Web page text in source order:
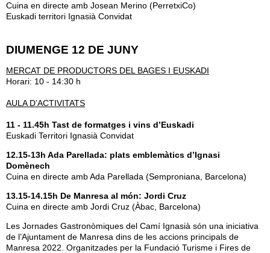
Cuina en directe amb Josean Merino (PerretxiCo)
Euskadi territori Ignasià Convidat
DIUMENGE 12 DE JUNY
MERCAT DE PRODUCTORS DEL BAGES I EUSKADI
Horari: 10 - 14:30 h
AULA D’ACTIVITATS
11 - 11.45h Tast de formatges i vins d’Euskadi
Euskadi Territori Ignasià Convidat
12.15-13h Ada Parellada: plats emblemàtics d’Ignasi
Domènech
Cuina en directe amb Ada Parellada (Semproniana, Barcelona)
13.15-14.15h De Manresa al món: Jordi Cruz
Cuina en directe amb Jordi Cruz (Àbac, Barcelona)
Les Jornades Gastronòmiques del Camí Ignasià són una iniciativa
de l’Ajuntament de Manresa dins de les accions principals de
Manresa 2022. Organitzades per la Fundació Turisme i Fires de